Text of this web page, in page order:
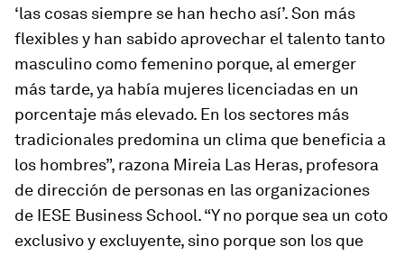
‘las cosas siempre se han hecho así’. Son más
flexibles y han sabido aprovechar el talento tanto
masculino como femenino porque, al emerger
más tarde, ya había mujeres licenciadas en un
porcentaje más elevado. En los sectores más
tradicionales predomina un clima que beneficia a
los hombres”, razona Mireia Las Heras, profesora
de dirección de personas en las organizaciones
de IESE Business School. “Y no porque sea un coto
exclusivo y excluyente, sino porque son los que